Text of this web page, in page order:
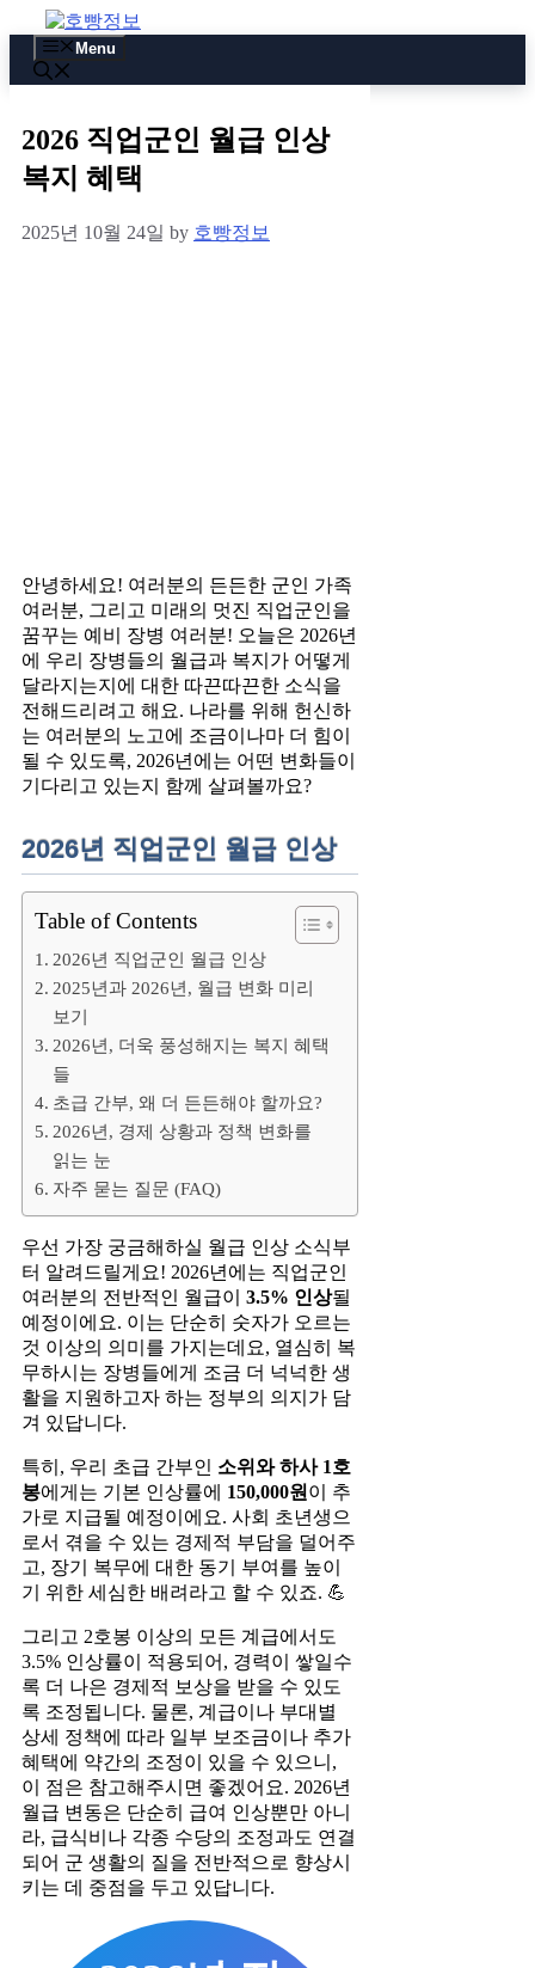
to
content
Menu
2026 직업군인 월급 인상
복지 혜택
2025년 10월 24일 by 호빵정보
안녕하세요! 여러분의 든든한 군인 가족
여러분, 그리고 미래의 멋진 직업군인을
꿈꾸는 예비 장병 여러분! 오늘은 2026년
에 우리 장병들의 월급과 복지가 어떻게
달라지는지에 대한 따끈따끈한 소식을
전해드리려고 해요. 나라를 위해 헌신하
는 여러분의 노고에 조금이나마 더 힘이
될 수 있도록, 2026년에는 어떤 변화들이
기다리고 있는지 함께 살펴볼까요?
2026년 직업군인 월급 인상
Table of Contents
2026년 직업군인 월급 인상
2025년과 2026년, 월급 변화 미리
보기
2026년, 더욱 풍성해지는 복지 혜택
들
초급 간부, 왜 더 든든해야 할까요?
2026년, 경제 상황과 정책 변화를
읽는 눈
자주 묻는 질문 (FAQ)
우선 가장 궁금해하실 월급 인상 소식부
터 알려드릴게요! 2026년에는 직업군인
여러분의 전반적인 월급이 3.5% 인상될
예정이에요. 이는 단순히 숫자가 오르는
것 이상의 의미를 가지는데요, 열심히 복
무하시는 장병들에게 조금 더 넉넉한 생
활을 지원하고자 하는 정부의 의지가 담
겨 있답니다.
특히, 우리 초급 간부인 소위와 하사 1호
봉에게는 기본 인상률에 150,000원이 추
가로 지급될 예정이에요. 사회 초년생으
로서 겪을 수 있는 경제적 부담을 덜어주
고, 장기 복무에 대한 동기 부여를 높이
기 위한 세심한 배려라고 할 수 있죠. 💪
그리고 2호봉 이상의 모든 계급에서도
3.5% 인상률이 적용되어, 경력이 쌓일수
록 더 나은 경제적 보상을 받을 수 있도
록 조정됩니다. 물론, 계급이나 부대별
상세 정책에 따라 일부 보조금이나 추가
혜택에 약간의 조정이 있을 수 있으니,
이 점은 참고해주시면 좋겠어요. 2026년
월급 변동은 단순히 급여 인상뿐만 아니
라, 급식비나 각종 수당의 조정과도 연결
되어 군 생활의 질을 전반적으로 향상시
키는 데 중점을 두고 있답니다.